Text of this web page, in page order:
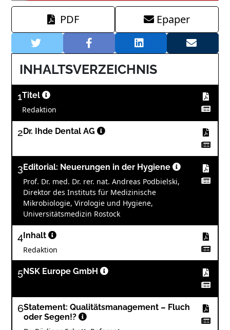
PDF Epaper
INHALTSVERZEICHNIS
1Titel
Redaktion
2 Dr. Ihde Dental AG
3 Editorial: Neuerungen in der Hygiene
Prof. Dr. med. Dr. rer. nat. Andreas Podbielski,
Direktor des Instituts für Medizinische
Mikrobiologie, Virologie und Hygiene,
Universitätsmedizin Rostock
4 Inhalt
Redaktion
5NSK Europe GmbH
6Statement: Qualitätsmanagement – Fluch
oder Segen!?